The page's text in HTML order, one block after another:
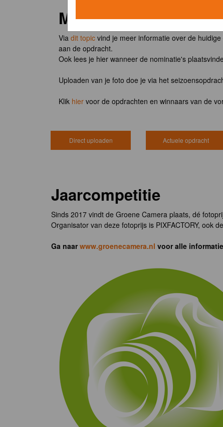
Meedoen?
Via dit topic vind je meer informatie over de
aan de opdracht.
Ook lees je hier wanneer de nominatie's
Uploaden van je foto doe je via het
Klik hier voor de opdrachten en winnaars van de
Direct uploaden Actuele opdracht
Jaarcompetitie
Sinds 2017 vindt de Groene Camera plaats, dé
Organisator van deze fotoprijs is PIXFACTORY, ook
Ga naarwww.groenecamera.nl voor alle